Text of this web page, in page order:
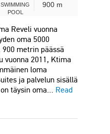
SWIMMING
POOL
900 m
Reveli vuonna
oma 5000
metrin päässä
vuonna 2011, Ktima
loma
ja palvelun sisällä
täysin oma… Read